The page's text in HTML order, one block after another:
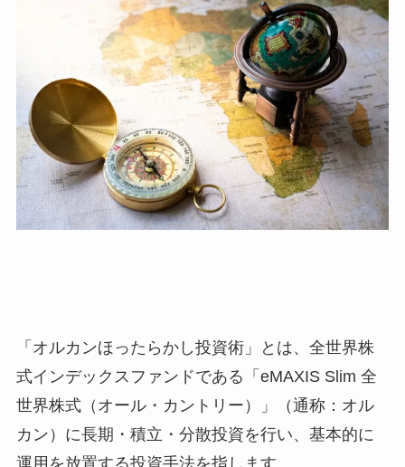
「オルカンほったらかし投資術」とは、全世界株
式インデックスファンドである「eMAXIS Slim 全
世界株式（オール・カントリー）」（通称：オル
カン）に長期・積立・分散投資を行い、基本的に
運用を放置する投資手法を指します。